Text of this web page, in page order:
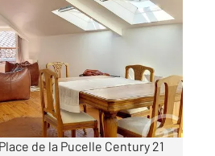
à louer
de la Pucelle Century 21